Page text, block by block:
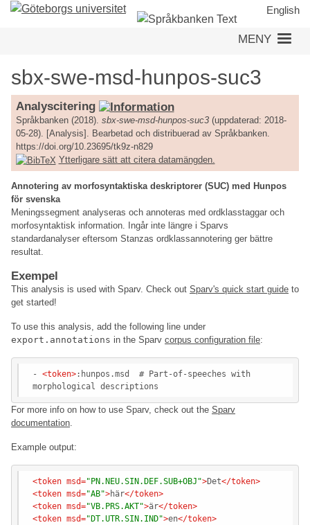
Hoppa
English
MENY
sbx-swe-msd-hunpos-suc3
Analyscitering
Språkbanken (2018). sbx-swe-msd-hunpos-suc3(uppdaterad: 2018-
05-28). [Analysis]. Bearbetad och distribuerad av Språkbanken.
https://doi.org/10.23695/tk9z-n829
Ytterligare sätt att citera datamängden.
Annotering av morfosyntaktiska deskriptorer (SUC) med Hunpos
för svenska
Meningssegment analyseras och annoteras med ordklasstaggar och
morfosyntaktisk information. Ingår inte längre i Sparvs
standardanalyser eftersom Stanzas ordklassannotering ger bättre
resultat.
Exempel
This analysis is used with Sparv. Check out Sparv's quick start guide to
get started!
To use this analysis, add the following line under
export.annotations in the Sparv corpus configuration file:
- <token>:hunpos.msd  # Part-of-speeches with
For more info on how to use Sparv, check out the Sparv
documentation.
Example output:
<token msd="PN.NEU.SIN.DEF.SUB+OBJ">Det</token>
<token msd="AB">här</token>
<token msd="VB.PRS.AKT">är</token>
<token msd="DT.UTR.SIN.IND">en</token>